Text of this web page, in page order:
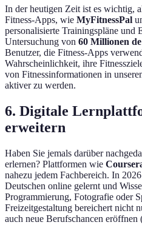
In der heutigen Zeit ist es wichtig,
Fitness-Apps, wie MyFitnessPal
personalisierte Trainingspläne und
Untersuchung von 60 Millionen
Benutzer, die Fitness-Apps
Wahrscheinlichkeit, ihre
von Fitnessinformationen in
aktiver zu werden.
6. Digitale
erweitern
Haben Sie jemals darüber
erlernen? Plattformen wie
nahezu jedem Fachbereich. In
Deutschen online gelernt und
Programmierung, Fotografie oder
Freizeitgestaltung bereichert nicht
auch neue Berufschancen eröffnen